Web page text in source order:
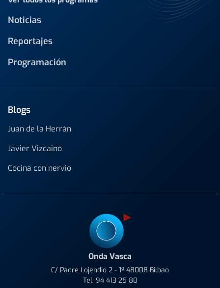
Noticias
Reportajes
Programación
Blogs
Juan de la Herrán
Javier Vizcaino
Cocina con nervio
Onda Vasca
C/ Padre Lojendio 2 - 1º 48008 Bilbao
Tel: 94 413 25 80